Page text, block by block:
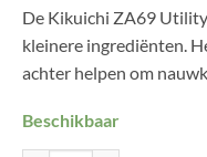
De Kikuichi ZA69
kleinere ingrediënten.
achter helpen om
Beschikbaar